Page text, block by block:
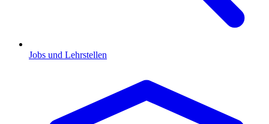
Jobs und Lehrstellen